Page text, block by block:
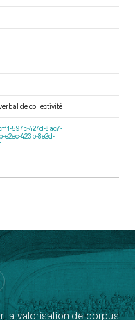
de collectivité
597c-427d-8ac7-
423b-8e2d-
la valorisation de corpus